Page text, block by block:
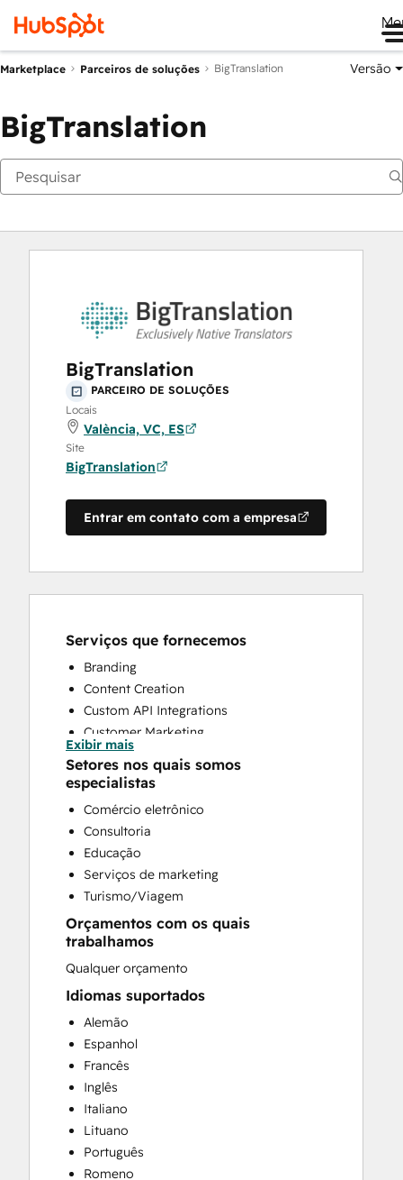
Marketplace Parceiros de soluções BigTranslation Versão
BigTranslation
BigTranslation
PARCEIRO DE SOLUÇÕES
Locais
València, VC, ES
Site
BigTranslation
Entrar em contato com a empresa
Serviços que fornecemos
Branding
Content Creation
Custom API Integrations
Customer Marketing
Email Marketing
Paid Advertising
Search Engine Optimization
Social Media
Exibir mais
Setores nos quais somos
especialistas
Comércio eletrônico
Consultoria
Educação
Serviços de marketing
Turismo/Viagem
Orçamentos com os quais
trabalhamos
Qualquer orçamento
Idiomas suportados
Alemão
Espanhol
Francês
Inglês
Italiano
Lituano
Português
Romeno